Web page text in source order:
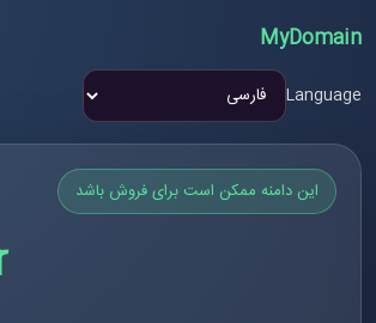
MyDomain
Language
این دامنه ممکن است برای فروش باشد